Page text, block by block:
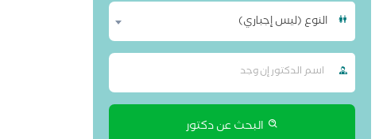
النوع (ليس إجباري)
البحث عن دكتور